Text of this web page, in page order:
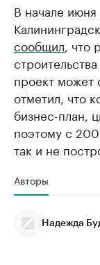
В начале
сообщил ,
проект может
отметил, что
бизнес-план,
поэтому с
так и не
Авторы
Надежда